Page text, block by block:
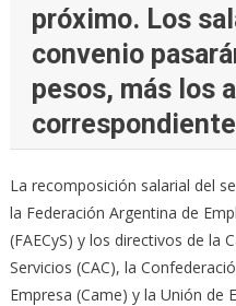
próximo. Los
convenio
pesos, más los
La recomposición salarial del
la Federación Argentina de
(FAECyS) y los directivos de la
Servicios (CAC), la
Empresa (Came) y la Unión de